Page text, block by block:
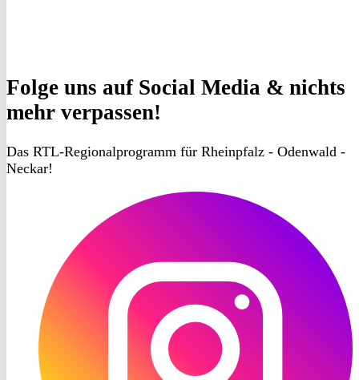
Folge uns auf Social Media & nichts
mehr verpassen!
Das RTL-Regionalprogramm für Rheinpfalz - Odenwald -
Neckar!
Instagram